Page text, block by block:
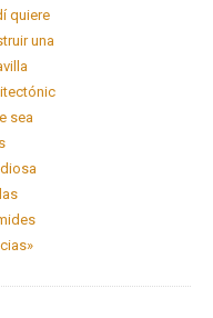
quiere
una
sea